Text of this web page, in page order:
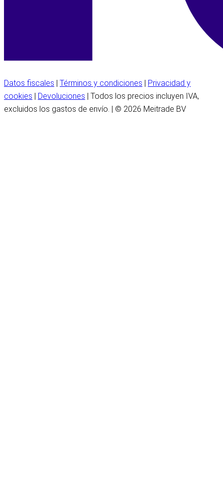
Datos fiscales Términos y condiciones
Privacidad y
cookies
Devoluciones | Todos los precios incluyen IVA,
excluidos los gastos de envío. | © 2026 Meitrade BV